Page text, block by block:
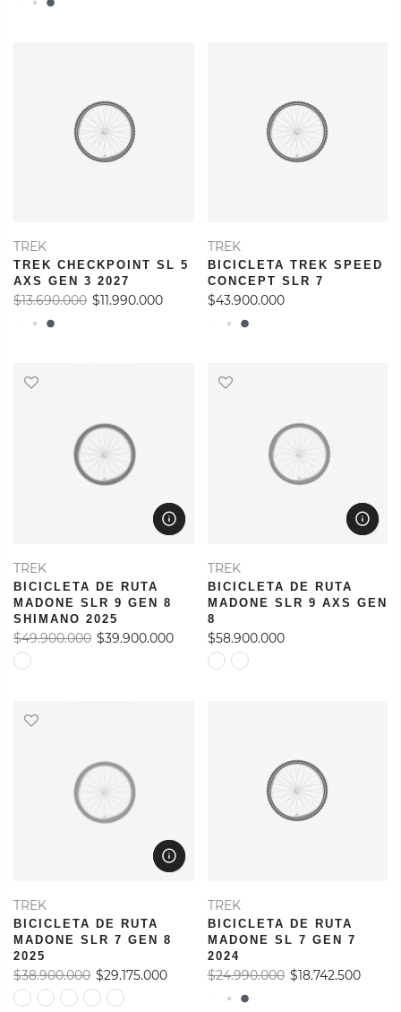
TREK
TREK CHECKPOINT SL 5
AXS GEN 3 2027
$13.690.000 $11.990.000
TREK
BICICLETA TREK SPEED
CONCEPT SLR 7
$43.900.000
TREK
BICICLETA DE RUTA
MADONE SLR 9 GEN 8
SHIMANO 2025
$49.900.000 $39.900.000
TREK
BICICLETA DE RUTA
MADONE SLR 9 AXS GEN
8
$58.900.000
TREK
BICICLETA DE RUTA
MADONE SLR 7 GEN 8
2025
$38.900.000 $29.175.000
TREK
BICICLETA DE RUTA
MADONE SL 7 GEN 7
2024
$24.990.000 $18.742.500